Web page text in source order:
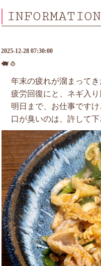
INFORMATION
2025-12-28 07:30:00
🐖🧄
年末の疲れが溜まってき
疲労回復にと、ネギ入り
明日まで、お仕事です
口が臭いのは、許して